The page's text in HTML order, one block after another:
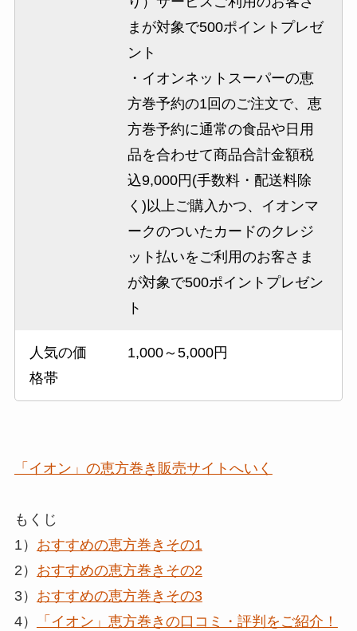
まが対象で500ポイントプレゼ
ント
・イオンネットスーパーの恵
方巻予約の1回のご注文で、恵
方巻予約に通常の食品や日用
品を合わせて商品合計金額税
込9,000円(手数料・配送料除
く)以上ご購入かつ、イオンマ
ークのついたカードのクレジ
ット払いをご利用のお客さま
が対象で500ポイントプレゼン
ト
人気の価
格帯
1,000～5,000円
「イオン」の恵方巻き販売サイトへいく
もくじ
1） おすすめの恵方巻きその1
2） おすすめの恵方巻きその2
3） おすすめの恵方巻きその3
4）
「イオン」恵方巻きの口コミ・評判をご紹介！